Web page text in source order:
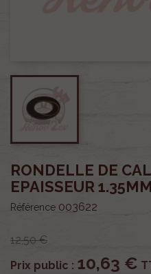
RONDELLE DE
EPAISSEUR
Référence 003622
12,50 €
Prix public : 10,63 €